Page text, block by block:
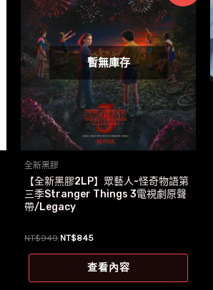
暫無庫存
全新黑膠
【全新黑膠2LP】眾藝人-怪奇物語第
三季Stranger Things 3電視劇原聲
帶/Legacy
NT$949 原
NT$949。
NT$845目
價
格：
NT$845。
查看內容